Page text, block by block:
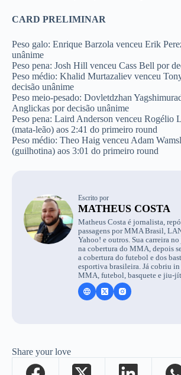
CARD PRELIMINAR
Peso galo: Enrique Barzola venceu Erik
unânime
Peso pena: Josh Hill venceu Cass Bell por
Peso médio: Khalid Murtazaliev venceu
decisão unânime
Peso meio-pesado: Dovletdzhan
Anglickas por decisão unânime
Peso pena: Laird Anderson venceu Rogélio
(mata-leão) aos 2:41 do primeiro round
Peso médio: Theo Haig venceu Adam
(guilhotina) aos 3:01 do primeiro round
Escrito por
MATHEUS COSTA
Matheus Costa é jornalista,
passagens por MMA Brasil,
Yahoo! e outros. Sua carreira
na cobertura do MMA, depois
a cobertura do futebol e dos
esportiva brasileira. Já cobriu
MMA, futebol, basquete e jiu-
Share your love